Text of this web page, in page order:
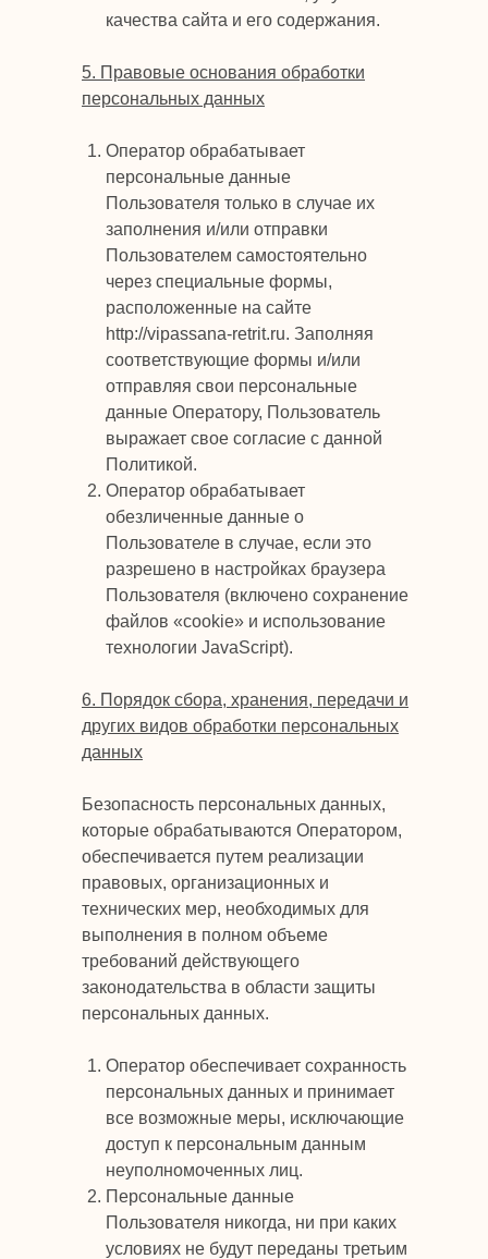
качества сайта и его содержания.
5. Правовые основания обработки
персональных данных
Оператор обрабатывает
персональные данные
Пользователя только в случае их
заполнения и/или отправки
Пользователем самостоятельно
через специальные формы,
расположенные на сайте
http://vipassana-retrit.ru. Заполняя
соответствующие формы и/или
отправляя свои персональные
данные Оператору, Пользователь
выражает свое согласие с данной
Политикой.
Оператор обрабатывает
обезличенные данные о
Пользователе в случае, если это
разрешено в настройках браузера
Пользователя (включено сохранение
файлов «cookie» и использование
технологии JavaScript).
6. Порядок сбора, хранения, передачи и
других видов обработки персональных
данных
Безопасность персональных данных,
которые обрабатываются Оператором,
обеспечивается путем реализации
правовых, организационных и
технических мер, необходимых для
выполнения в полном объеме
требований действующего
законодательства в области защиты
персональных данных.
Оператор обеспечивает сохранность
персональных данных и принимает
все возможные меры, исключающие
доступ к персональным данным
неуполномоченных лиц.
Персональные данные
Пользователя никогда, ни при каких
условиях не будут переданы третьим